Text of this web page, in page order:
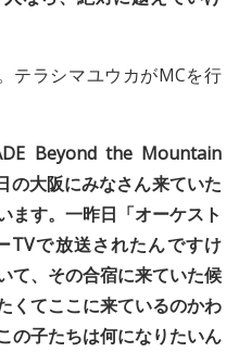
テラシマユウカがMCを行
Beyond the Mountain
の大阪にみなさん来ていた
ます。一昨日「オーケスト
TVで放送されたんですけ
て、その合宿に来ていた候
くてここに来ているのかわ
の子たちは何になりたいん